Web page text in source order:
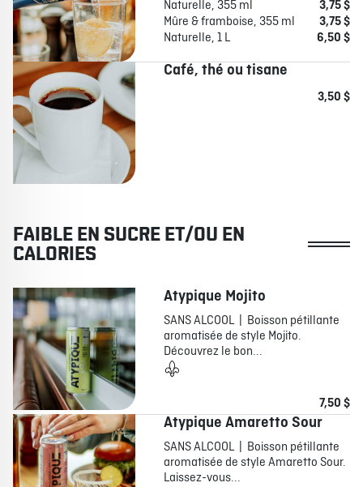
Naturelle, 355 ml
3,75 $
Mûre & framboise, 355 ml
3,75 $
Naturelle, 1 L
6,50 $
Café, thé ou tisane
3,50 $
FAIBLE EN SUCRE ET/OU EN
CALORIES
Atypique Mojito
SANS ALCOOL | Boisson pétillante
aromatisée de style Mojito.
Découvrez le bon...
7,50 $
Atypique Amaretto Sour
SANS ALCOOL | Boisson pétillante
aromatisée de style Amaretto Sour.
Laissez-vous...